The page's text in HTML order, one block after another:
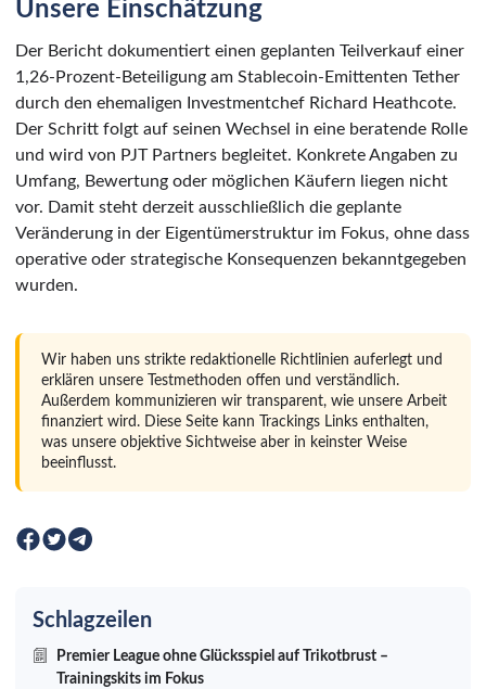
Unsere Einschätzung
Der Bericht dokumentiert einen geplanten Teilverkauf einer
1,26-Prozent-Beteiligung am Stablecoin-Emittenten Tether
durch den ehemaligen Investmentchef Richard Heathcote.
Der Schritt folgt auf seinen Wechsel in eine beratende Rolle
und wird von PJT Partners begleitet. Konkrete Angaben zu
Umfang, Bewertung oder möglichen Käufern liegen nicht
vor. Damit steht derzeit ausschließlich die geplante
Veränderung in der Eigentümerstruktur im Fokus, ohne dass
operative oder strategische Konsequenzen bekanntgegeben
wurden.
Wir haben uns strikte redaktionelle Richtlinien auferlegt und
erklären unsere Testmethoden offen und verständlich.
Außerdem kommunizieren wir transparent, wie unsere Arbeit
finanziert wird. Diese Seite kann Trackings Links enthalten,
was unsere objektive Sichtweise aber in keinster Weise
beeinflusst.
Schlagzeilen
Premier League ohne Glücksspiel auf Trikotbrust –
Trainingskits im Fokus